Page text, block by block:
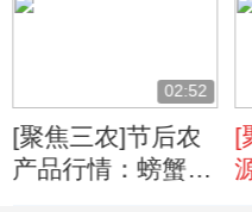
02:52
[聚焦三农]节后农
产品行情：螃蟹缘
[